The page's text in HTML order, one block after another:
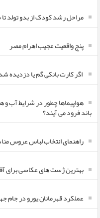
مراحل رشد کودک از بدو تولد تا ۵ سالگی
پنج واقعیت عجیب اهرام مصر
اگر کارت بانکی گم یا دزدیده
هواپیماها چطور در شرایط آب و
باند فرود می آیند؟
راهنمای انتخاب لباس عروس
بهترین ژست های عکاسی برای
عملکرد قهرمانان یورو در جام